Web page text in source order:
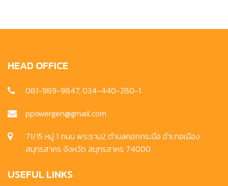
HEAD OFFICE
081-989-9847, 034-440-280-1
ppowergen@gmail.com
71/15 หมู่ 1 ถนน พระราม2 ตำบลคอกกระบือ อำเภอเมือง
สมุทรสาคร จังหวัด สมุทรสาคร 74000
USEFUL LINKS